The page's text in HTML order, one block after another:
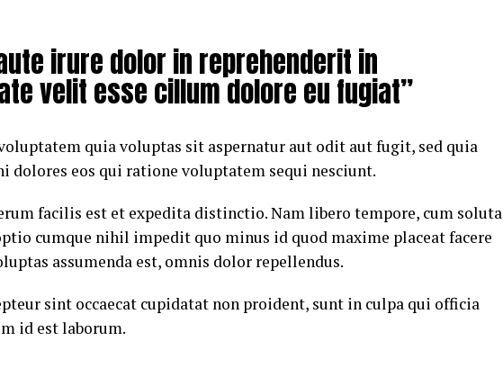
irure dolor in reprehenderit in
velit esse cillum dolore eu fugiat”
quia voluptas sit aspernatur aut odit aut fugit, sed quia
dolores eos qui ratione voluptatem sequi nesciunt.
facilis est et expedita distinctio. Nam libero tempore, cum soluta
cumque nihil impedit quo minus id quod maxime placeat facere
assumenda est, omnis dolor repellendus.
sint occaecat cupidatat non proident, sunt in culpa qui officia
id est laborum.